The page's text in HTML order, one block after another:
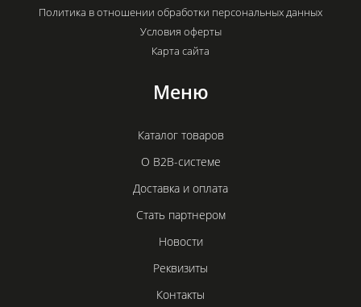
Политика в отношении обработки персональных данных
Условия оферты
Карта сайта
Меню
Каталог товаров
О B2B-системе
Доставка и оплата
Стать партнером
Новости
Реквизиты
Контакты